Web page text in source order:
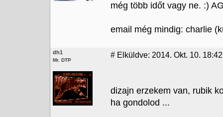
még több időt vagy ne. :)
email még mindig: charlie
dh1
Mr. DTP
# Elküldve: 2014. Okt. 10. 18:42
dizajn erzekem van, rubik
ha gondolod ...